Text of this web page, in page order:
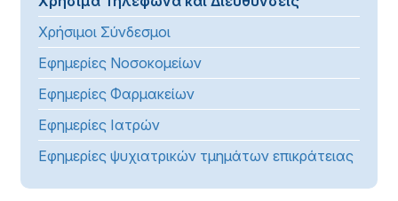
Χρήσιμοι Σύνδεσμοι
Εφημερίες Νοσοκομείων
Εφημερίες Φαρμακείων
Εφημερίες Ιατρών
Εφημερίες ψυχιατρικών τμημάτων επικράτειας